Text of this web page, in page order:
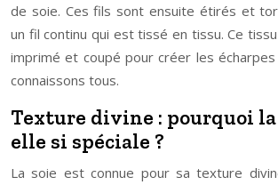
de soie. Ces fils sont ensuite étirés et
un fil continu qui est tissé en tissu. Ce
imprimé et coupé pour créer les
connaissons tous.
Texture divine : pourquoi la
elle si spéciale ?
La soie est connue pour sa texture